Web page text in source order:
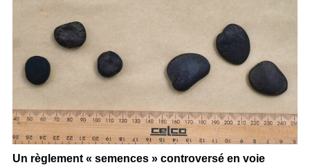
Un règlement « semences » controversé en voie